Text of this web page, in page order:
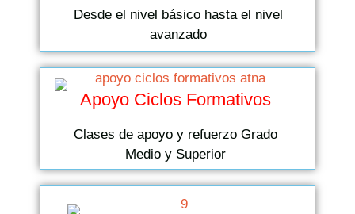
Desde el nivel básico hasta el nivel
avanzado
Apoyo Ciclos Formativos
Clases de apoyo y refuerzo Grado
Medio y Superior